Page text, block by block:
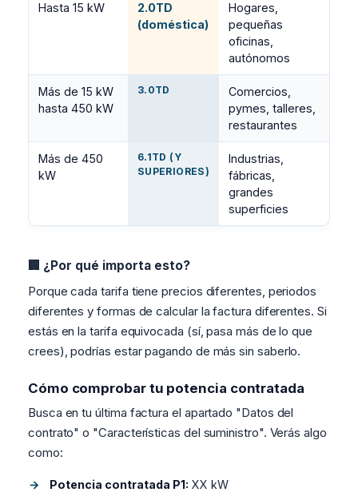
Hasta 15 kW
2.0TD
(doméstica)
Hogares,
pequeñas
oficinas,
autónomos
Más de 15 kW
hasta 450 kW
3.0TD
Comercios,
pymes, talleres,
restaurantes
Más de 450
kW
6.1TD (Y
SUPERIORES)
Industrias,
fábricas,
grandes
superficies
🏢 ¿Por qué importa esto?
Porque cada tarifa tiene precios diferentes, periodos
diferentes y formas de calcular la factura diferentes. Si
estás en la tarifa equivocada (sí, pasa más de lo que
crees), podrías estar pagando de más sin saberlo.
Cómo comprobar tu potencia contratada
Busca en tu última factura el apartado "Datos del
contrato" o "Características del suministro". Verás algo
como:
Potencia contratada P1: XX kW